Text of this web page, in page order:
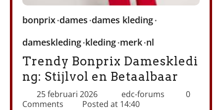
bonprix dames dames kleding
dameskleding kleding merk nl
Trendy Bonprix Dameskledi
ng: Stijlvol en Betaalbaar
25 februari 2026 edc-forums
0
Comments
Posted at 14:40